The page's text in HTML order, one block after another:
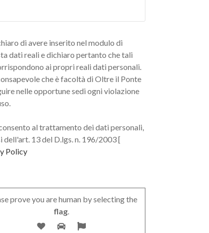
di avere inserito nel modulo di
dati reali e dichiaro pertanto che tali
ai propri reali dati personali.
che è facoltà di Oltre il Ponte
nelle opportune sedi ogni violazione
al trattamento dei dati personali,
dell'art. 13 del D.lgs. n. 196/2003 [
Policy
prove you are human by selecting the
flag.